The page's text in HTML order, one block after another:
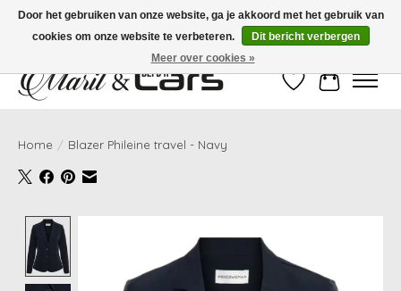
Gratis verzending vanaf €99,- | Voor 16:00 uur besteld, vandaag verzonden!
Verlanglijst
Home / Blazer Phileine travel - Navy
Door het gebruiken van onze website, ga je akkoord met het gebruik van
cookies om onze website te verbeteren.
Dit bericht verbergen
Meer over cookies »